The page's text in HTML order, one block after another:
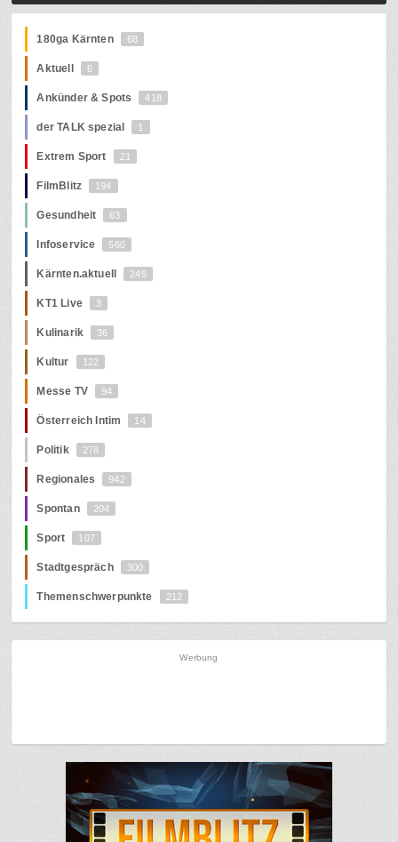
180ga Kärnten 68
Aktuell 6
Ankünder & Spots 418
der TALK spezial 1
Extrem Sport 21
FilmBlitz 194
Gesundheit 63
Infoservice 560
Kärnten.aktuell 245
KT1 Live 3
Kulinarik 36
Kultur 122
Messe TV 94
Österreich Intim 14
Politik 278
Regionales 942
Spontan 204
Sport 107
Stadtgespräch 300
Themenschwerpunkte 212
Werbung